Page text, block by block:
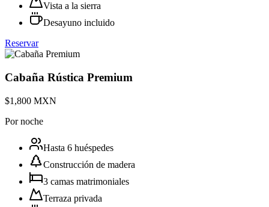
Vista a la sierra
Desayuno incluido
Reservar
Cabaña Rústica Premium
$1,800 MXN
Por noche
Hasta 6 huéspedes
Construcción de madera
3 camas matrimoniales
Terraza privada